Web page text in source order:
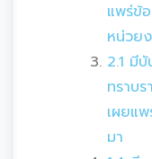
แพร่ข้
หน่วย
2.1 มี
ทราบ
เผยแ
มา